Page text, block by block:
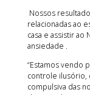
Nossos
relacionadas ao
casa e assistir ao
ansiedade .
“Estamos vendo
controle ilusório,
compulsiva das